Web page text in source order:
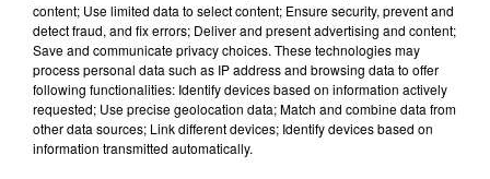
content; Use limited data to select content; Ensure security, prevent and
detect fraud, and fix errors; Deliver and present advertising and content;
Save and communicate privacy choices. These technologies may
process personal data such as IP address and browsing data to offer
following functionalities: Identify devices based on information actively
requested; Use precise geolocation data; Match and combine data from
other data sources; Link different devices; Identify devices based on
information transmitted automatically.